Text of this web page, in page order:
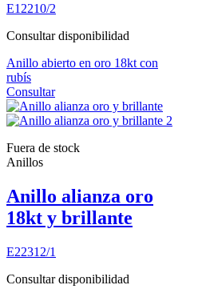
E12210/2
Consultar disponibilidad
Anillo abierto en oro 18kt con
rubís
Consultar
Fuera de stock
Anillos
Anillo alianza oro
18kt y brillante
E22312/1
Consultar disponibilidad